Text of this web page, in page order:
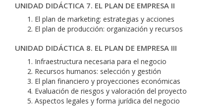
UNIDAD DIDÁCTICA 7. EL PLAN DE EMPRESA II
El plan de marketing: estrategias y acciones
El plan de producción: organización y recursos
UNIDAD DIDÁCTICA 8. EL PLAN DE EMPRESA III
Infraestructura necesaria para el negocio
Recursos humanos: selección y gestión
El plan financiero y proyecciones económicas
Evaluación de riesgos y valoración del proyecto
Aspectos legales y forma jurídica del negocio